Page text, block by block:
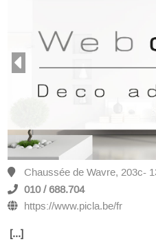
Chaussée de Wavre, 203c-
010 / 688.704
https://www.picla.be/fr
[...]